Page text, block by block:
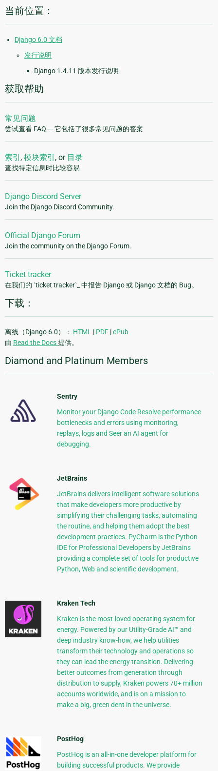
当前位置：
Django 6.0 文档
发行说明
Django 1.4.11 版本发行说明
获取帮助
常见问题
尝试查看 FAQ — 它包括了很多常见问题的答案
索引 , 模块索引 , or 目录
查找特定信息时比较容易
Django Discord Server
Join the Django Discord Community.
Official Django Forum
Join the community on the Django Forum.
Ticket tracker
在我们的 `ticket tracker`_ 中报告 Django 或 Django 文档的 Bug。
下载：
离线（Django 6.0）： HTML | PDF |ePub
由 Read the Docs提供。
Diamond and Platinum Members
Sentry
Monitor your Django Code Resolve performance
bottlenecks and errors using monitoring,
replays, logs and Seer an AI agent for
debugging.
JetBrains
JetBrains delivers intelligent software solutions
that make developers more productive by
simplifying their challenging tasks, automating
the routine, and helping them adopt the best
development practices. PyCharm is the Python
IDE for Professional Developers by JetBrains
providing a complete set of tools for productive
Python, Web and scientific development.
Kraken Tech
Kraken is the most-loved operating system for
energy. Powered by our Utility-Grade AI™ and
deep industry know-how, we help utilities
transform their technology and operations so
they can lead the energy transition. Delivering
better outcomes from generation through
distribution to supply, Kraken powers 70+ million
accounts worldwide, and is on a mission to
make a big, green dent in the universe.
PostHog
PostHog is an all-in-one developer platform for
building successful products. We provide